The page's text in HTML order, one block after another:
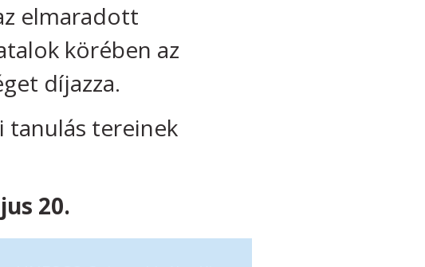
elmaradott
körében az
díjazza.
tanulás tereinek
20.